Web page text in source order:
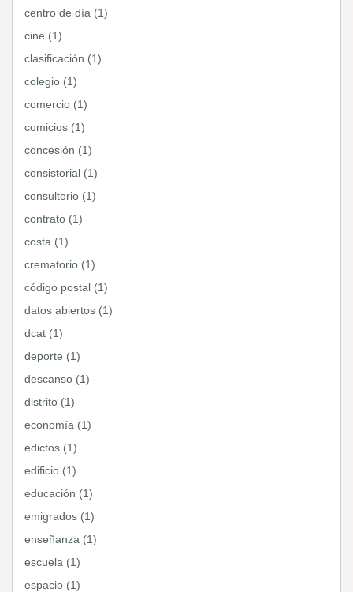
centro de día (1)
cine (1)
clasificación (1)
colegio (1)
comercio (1)
comicios (1)
concesión (1)
consistorial (1)
consultorio (1)
contrato (1)
costa (1)
crematorio (1)
código postal (1)
datos abiertos (1)
dcat (1)
deporte (1)
descanso (1)
distrito (1)
economía (1)
edictos (1)
edificio (1)
educación (1)
emigrados (1)
enseñanza (1)
escuela (1)
espacio (1)